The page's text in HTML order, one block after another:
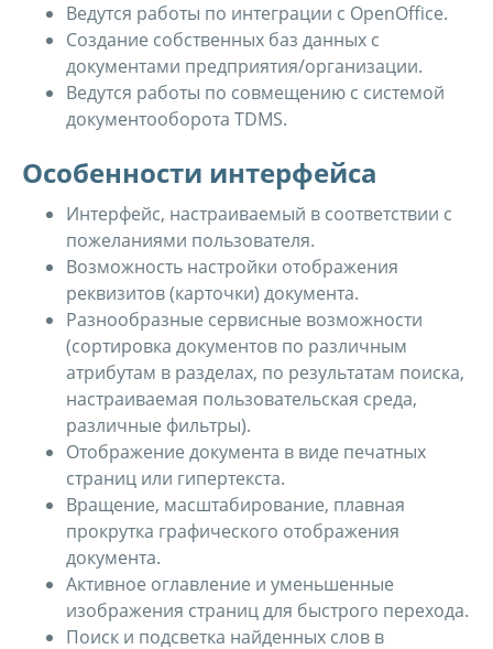
Ведутся работы по интеграции с OpenOffice.
Создание собственных баз данных с
документами предприятия/организации.
Ведутся работы по совмещению с системой
документооборота TDMS.
Особенности интерфейса
Интерфейс, настраиваемый в соответствии с
пожеланиями пользователя.
Возможность настройки отображения
реквизитов (карточки) документа.
Разнообразные сервисные возможности
(сортировка документов по различным
атрибутам в разделах, по результатам поиска,
настраиваемая пользовательская среда,
различные фильтры).
Отображение документа в виде печатных
страниц или гипертекста.
Вращение, масштабирование, плавная
прокрутка графического отображения
документа.
Активное оглавление и уменьшенные
изображения страниц для быстрого перехода.
Поиск и подсветка найденных слов в